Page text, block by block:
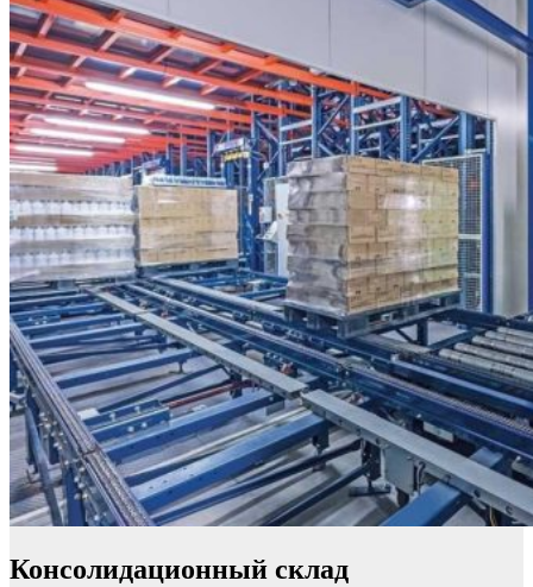
Консолидационный склад